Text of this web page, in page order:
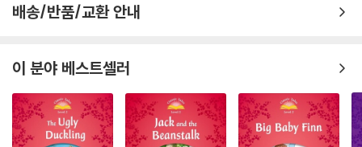
배송/반품/교환 안내
이 분야 베스트셀러